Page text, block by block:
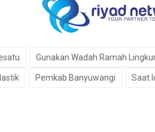
Gunakan Wadah Ramah
Pemkab Banyuwangi Saat